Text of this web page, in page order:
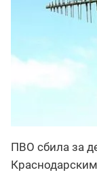
ПВО сбила за